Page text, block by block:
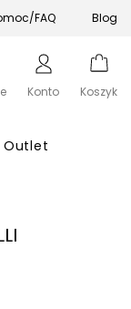
FAQ Blog
Konto Koszyk
Outlet